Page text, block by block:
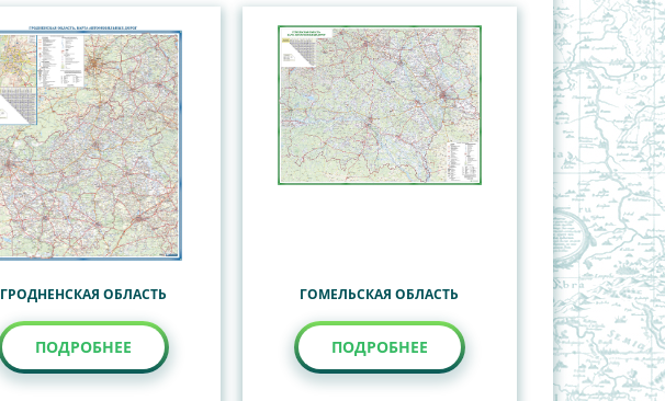
ГРОДНЕНСКАЯ ОБЛАСТЬ
ПОДРОБНЕЕ
ГОМЕЛЬСКАЯ ОБЛАСТЬ
ПОДРОБНЕЕ